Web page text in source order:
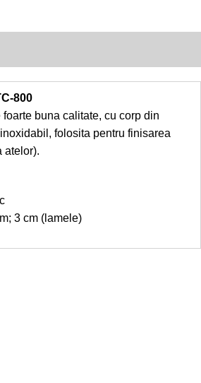
800
buna calitate, cu corp din
folosita pentru finisarea
atelor).
3 cm (lamele)